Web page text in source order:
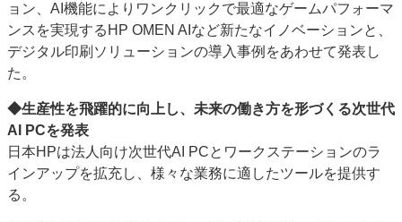
特集記事カテゴリー一覧
2022 見える化・MIS特集
特集・デジタル印刷 ～ 新成長軌道を描く
案内
発刊案内
JFPI印刷用語集 印刷機材年鑑
ョン、AI機能によりワンクリックで最適なゲームパフォーマ
ンスを実現するHP OMEN AIなど新たなイノベーションと、
デジタル印刷ソリューションの導入事例をあわせて発表し
た。
◆生産性を飛躍的に向上し、未来の働き方を形づくる次世代
AI PCを発表
日本HPは法人向け次世代AI PCとワークステーションのラ
インアップを拡充し、様々な業務に適したツールを提供す
る。